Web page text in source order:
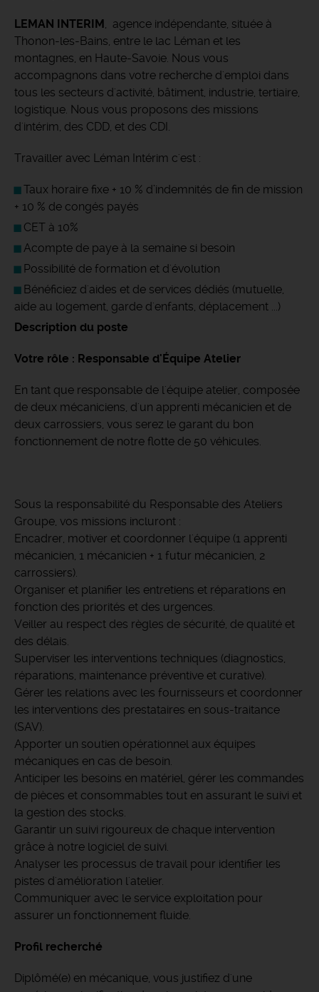
LEMAN INTERIM, agence indépendante, située à
Thonon-les-Bains, entre le lac Léman et les
montagnes, en Haute-Savoie. Nous vous
accompagnons dans votre recherche d'emploi dans
tous les secteurs d'activité, bâtiment, industrie, tertiaire,
logistique. Nous vous proposons des missions
d'intérim, des CDD, et des CDI.
Travailler avec Léman Intérim c'est :
Taux horaire fixe + 10 % d’indemnités de fin de mission
+ 10 % de congés payés
CET à 10%
Acompte de paye à la semaine si besoin
Possibilité de formation et d'évolution
Bénéficiez d'aides et de services dédiés (mutuelle,
aide au logement, garde d'enfants, déplacement ...)
Description du poste
Votre rôle : Responsable d'Équipe Atelier
En tant que responsable de l'équipe atelier, composée
de deux mécaniciens, d'un apprenti mécanicien et de
deux carrossiers, vous serez le garant du bon
fonctionnement de notre flotte de 50 véhicules.
Sous la responsabilité du Responsable des Ateliers
Groupe, vos missions incluront :
Encadrer, motiver et coordonner l'équipe (1 apprenti
mécanicien, 1 mécanicien + 1 futur mécanicien, 2
carrossiers).
Organiser et planifier les entretiens et réparations en
fonction des priorités et des urgences.
Veiller au respect des règles de sécurité, de qualité et
des délais.
Superviser les interventions techniques (diagnostics,
réparations, maintenance préventive et curative).
Gérer les relations avec les fournisseurs et coordonner
les interventions des prestataires en sous-traitance
(SAV).
Apporter un soutien opérationnel aux équipes
mécaniques en cas de besoin.
Anticiper les besoins en matériel, gérer les commandes
de pièces et consommables tout en assurant le suivi et
la gestion des stocks.
Garantir un suivi rigoureux de chaque intervention
grâce à notre logiciel de suivi.
Analyser les processus de travail pour identifier les
pistes d'amélioration l'atelier.
Communiquer avec le service exploitation pour
assurer un fonctionnement fluide.
Profil recherché
Diplômé(e) en mécanique, vous justifiez d'une